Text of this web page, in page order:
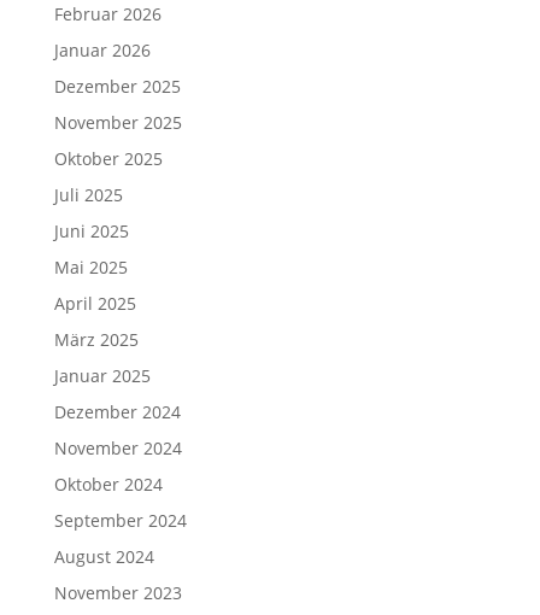
Februar 2026
Januar 2026
Dezember 2025
November 2025
Oktober 2025
Juli 2025
Juni 2025
Mai 2025
April 2025
März 2025
Januar 2025
Dezember 2024
November 2024
Oktober 2024
September 2024
August 2024
November 2023